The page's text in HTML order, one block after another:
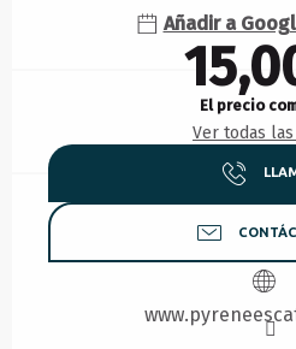
Añadir a
El precio
Ver todas